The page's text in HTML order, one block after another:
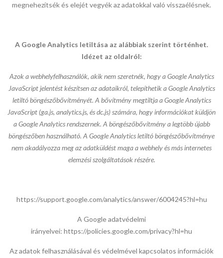
megnehezítsék és elejét vegyék az adatokkal való visszaélésnek.
A Google Analytics letiltása az alábbiak szerint történhet.
Idézet az oldalról:
Azok a webhelyfelhasználók, akik nem szeretnék, hogy a Google Analytics
JavaScript jelentést készítsen az adataikról, telepíthetik a Google Analytics
letiltó böngészőbővítményét. A bővítmény megtiltja a Google Analytics
JavaScript (ga.js, analytics.js, és dc.js) számára, hogy információkat küldjön
a Google Analytics rendszernek. A böngészőbővítmény a legtöbb újabb
böngészőben használható. A Google Analytics letiltó böngészőbővítménye
nem akadályozza meg az adatküldést maga a webhely és más internetes
elemzési szolgáltatások részére.
https://support.google.com/analytics/answer/6004245?hl=hu
A Google adatvédelmi
irányelvei: https://policies.google.com/privacy?hl=hu
Az adatok felhasználásával és védelmével kapcsolatos információk